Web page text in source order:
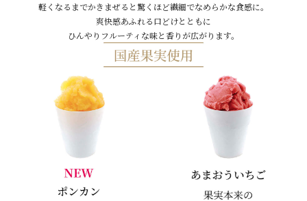
軽くなるまでかきまぜると驚くほど繊細でなめらかな食感に。
爽快感あふれる口どけとともに
ひんやりフルーティな味と香りが広がります。